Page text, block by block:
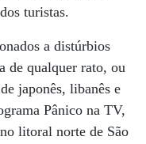
turistas.
a distúrbios
de qualquer rato, ou
japonês, libanês e
Pânico na TV,
litoral norte de São